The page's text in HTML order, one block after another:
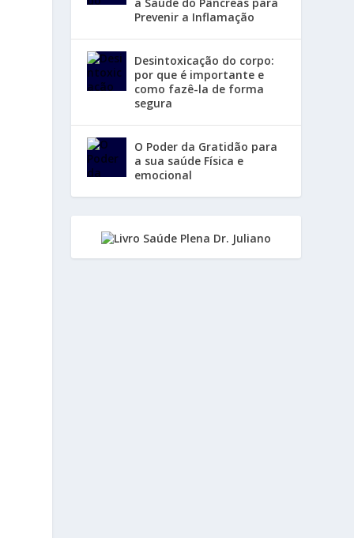
Prevenir a Inflamação
Desintoxicação do corpo:
por que é importante e
como fazê-la de forma
segura
O Poder da Gratidão para
a sua saúde Física e
emocional